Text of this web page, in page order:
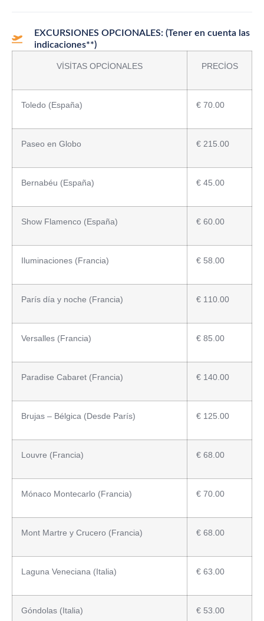
EXCURSIONES OPCIONALES: (Tener en cuenta las
indicaciones**)
VİSİTAS OPCİONALES PRECİOS
Toledo (España) € 70.00
Paseo en Globo € 215.00
Bernabéu (España) € 45.00
Show Flamenco (España) € 60.00
Iluminaciones (Francia) € 58.00
París día y noche (Francia) € 110.00
Versalles (Francia) € 85.00
Paradise Cabaret (Francia) € 140.00
Brujas – Bélgica (Desde París) € 125.00
Louvre (Francia) € 68.00
Mónaco Montecarlo (Francia) € 70.00
Mont Martre y Crucero (Francia) € 68.00
Laguna Veneciana (Italia) € 63.00
Góndolas (Italia) € 53.00